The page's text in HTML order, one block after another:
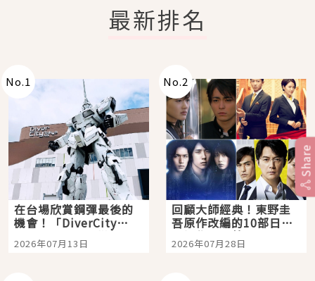
最新排名
No.1
在台場欣賞鋼彈最後的
機會！「DiverCity
Tokyo Plaza」搭船、
購物、美食及夜景，一
2026年07月13日
No.2
回顧大師經典！東野圭
吾原作改編的10部日本
影視作品推薦
2026年07月28日
Share